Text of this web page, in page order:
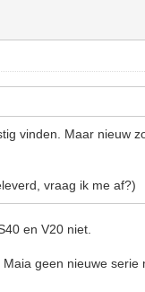
vinden. Maar nieuw
vraag ik me af?)
en V20 niet.
geen nieuwe